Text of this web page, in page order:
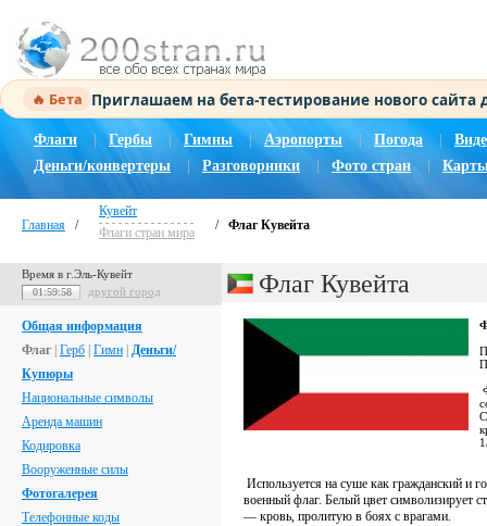
🔥 Бета Приглашаем на бета-тестирование нового
Флаги Гербы Гимны | Аэропорты Погода |
Деньги/конвертеры
Разговорники Фото стран
Главная /
Кувейт
Флаги стран мира
/ Флаг Кувейта
Время в г.Эль-Кувейт
01:59:59 другой город
Общая информация
Флаг Герб Гимн Деньги/
Купюры
Национальные символы
Аренда машин
Кодировка
Вооруженные силы
Фотогалерея
Телефонные коды
Флаг Кувейта
Используется на суше как гражданский и
военный флаг. Белый цвет символизирует
— кровь, пролитую в боях с врагами.